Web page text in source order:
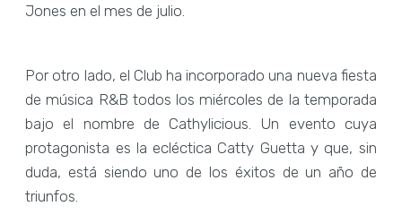
Jones en el mes de julio.
Por otro lado, el Club ha incorporado una nueva fiesta
de música R&B todos los miércoles de la temporada
bajo el nombre de Cathylicious. Un evento cuya
protagonista es la ecléctica Catty Guetta y que, sin
duda, está siendo uno de los éxitos de un año de
triunfos.